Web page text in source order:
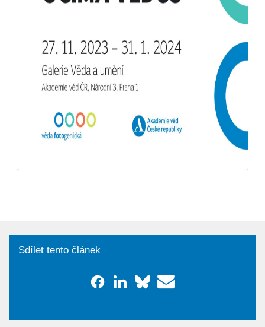
Sdílet tento článek